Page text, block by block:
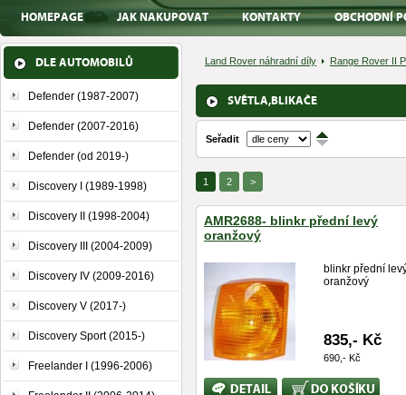
HOMEPAGE JAK NAKUPOVAT KONTAKTY OBCHODNÍ
DLE AUTOMOBILŮ
Defender (1987-2007)
Defender (2007-2016)
Defender (od 2019-)
Discovery I (1989-1998)
Discovery II (1998-2004)
Discovery III (2004-2009)
Discovery IV (2009-2016)
Discovery V (2017-)
Discovery Sport (2015-)
Freelander I (1996-2006)
Land Rover náhradní díly Range Rover II
SVĚTLA,BLIKAČE
Seřadit ↑
↓
1 2 >
AMR2688- blinkr přední levý
oranžový
blinkr přední
oranžový
835,- Kč
690,- Kč
Bližší
Koupit